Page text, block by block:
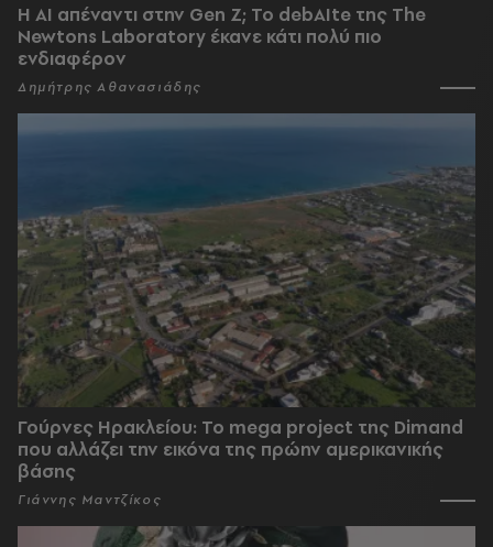
Η AI απέναντι στην Gen Z; Το debAIte της The
Newtons Laboratory έκανε κάτι πολύ πιο
ενδιαφέρον
Δημήτρης Αθανασιάδης
Γούρνες Ηρακλείου: To mega project της Dimand
που αλλάζει την εικόνα της πρώην αμερικανικής
βάσης
Γιάννης Μαντζίκος